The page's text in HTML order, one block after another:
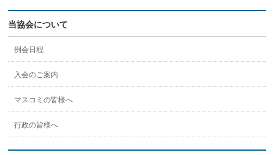
当協会について
例会日程
入会のご案内
マスコミの皆様へ
行政の皆様へ